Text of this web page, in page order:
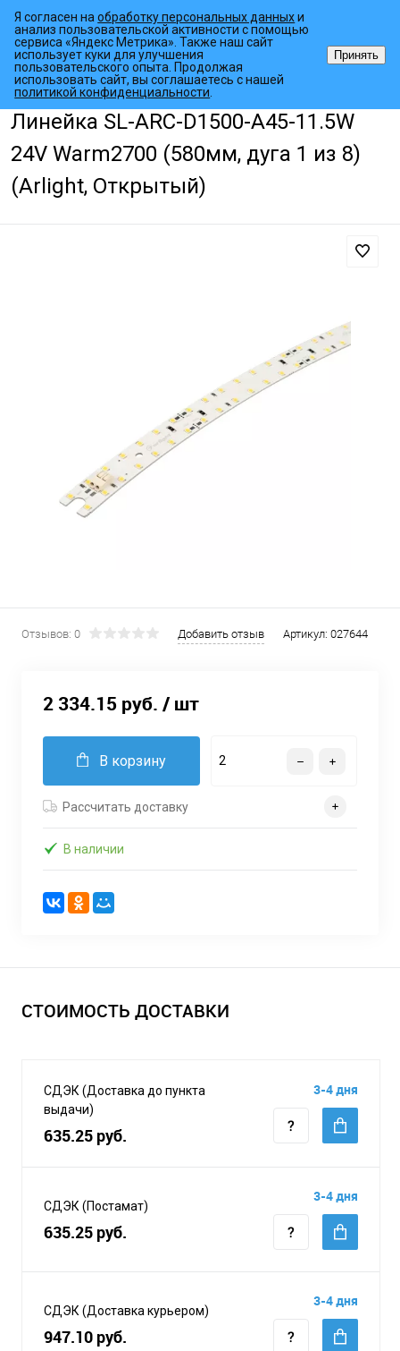
Главная страница • Каталог товаров • Светодиодные ленты
Линейка SL-ARC-D1500-A45-11.5W
24V Warm2700 (580мм, дуга 1 из 8)
(Arlight, Открытый)
Отзывов: 0 Добавить отзыв Артикул: 027644
2 334.15 руб. / шт
В корзину
Рассчитать доставку
В наличии
СТОИМОСТЬ ДОСТАВКИ
СДЭК (Доставка до пункта
выдачи)
635.25 руб.
3-4 дня
СДЭК (Постамат)
635.25 руб.
3-4 дня
СДЭК (Доставка курьером)
947.10 руб.
3-4 дня
Я согласен наобработку персональных данныхи
анализ пользовательской активности с помощью
сервиса «Яндекс Метрика». Также наш сайт
использует куки для улучшения
пользовательского опыта. Продолжая
использовать сайт, вы соглашаетесь с нашей
политикой конфиденциальности
Принять